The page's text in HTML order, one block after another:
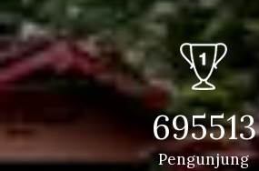
695513
Pengunjung